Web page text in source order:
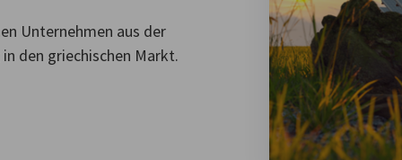
Unternehmen aus der
den griechischen Markt.